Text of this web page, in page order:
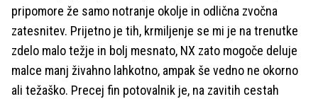
pripomore že samo notranje okolje in odlična zvočna
zatesnitev. Prijetno je tih, krmiljenje se mi je na trenutke
zdelo malo težje in bolj mesnato, NX zato mogoče deluje
malce manj živahno lahkotno, ampak še vedno ne okorno
ali težaško. Precej fin potovalnik je, na zavitih cestah